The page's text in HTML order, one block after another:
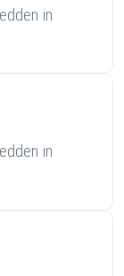
in
in